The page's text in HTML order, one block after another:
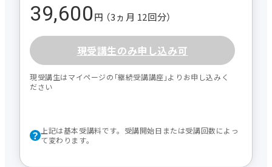
39,600円 （3ヵ月 12回分）
現受講生のみ申し込み可
現受講生はマイページの｢継続受講講座｣よりお申し込みく
ださい
上記は基本受講料です。受講開始日または受講回数によっ
て変わります。